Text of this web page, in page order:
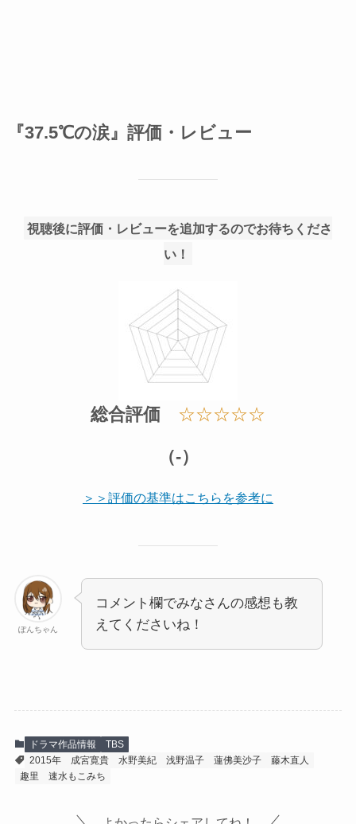
『37.5℃の涙』評価・レビュー
視聴後に評価・レビューを追加するのでお待ちくださ
い！
総合評価 ☆☆☆☆☆
（-）
＞＞評価の基準はこちらを参考に
ぽんちゃん
コメント欄でみなさんの感想も教
えてくださいね！
ドラマ作品情報
TBS
2015年
成宮寛貴 水野美紀 浅野温子 蓮佛美沙子
藤木直人
趣里
速水もこみち